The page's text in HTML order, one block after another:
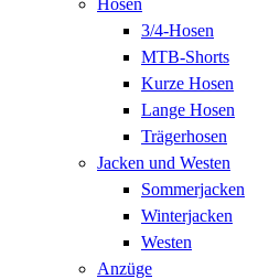
3/4-Hosen
MTB-Shorts
Kurze Hosen
Lange Hosen
Trägerhosen
Jacken und Westen
Sommerjacken
Winterjacken
Westen
Anzüge